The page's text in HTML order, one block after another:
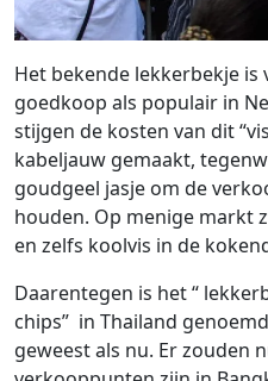
Het bekende lekkerbekje is
goedkoop als populair in
stijgen de kosten van dit
kabeljauw gemaakt,
goudgeel jasje om de
houden. Op menige markt
en zelfs koolvis in de
Daarentegen is het “
chips” in Thailand
geweest als nu. Er zouden